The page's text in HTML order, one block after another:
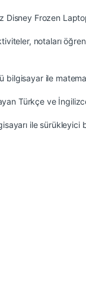
Disney Frozen
notaları
ile
Türkçe ve
ile sürükleyici